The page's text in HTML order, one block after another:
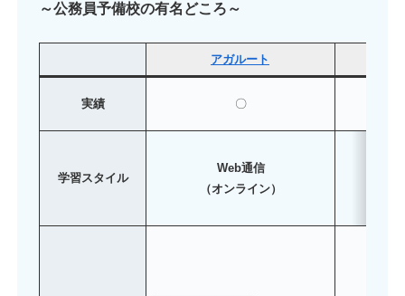
～公務員予備校の有名どころ～
アガルート
実績 〇
学習スタイル
Web通信
（オンライン）